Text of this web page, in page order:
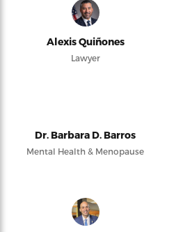
Alexis Quiñones
Lawyer
Dr. Barbara D. Barros
Mental Health & Menopause